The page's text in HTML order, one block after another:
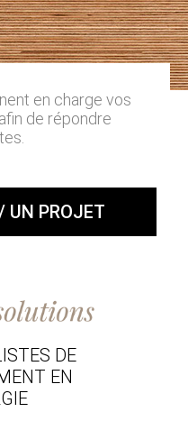
en charge vos
de répondre
UN PROJET
DE
EN